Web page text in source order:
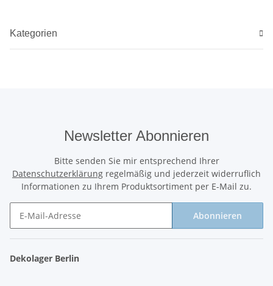
Kategorien
Newsletter Abonnieren
Bitte senden Sie mir entsprechend Ihrer
Datenschutzerklärung regelmäßig und jederzeit widerruflich
Informationen zu Ihrem Produktsortiment per E-Mail zu.
Abonnieren
Dekolager Berlin